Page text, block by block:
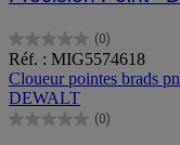
(0)
0.0
sur
5
étoiles.
Réf. : MIG5574618
Cloueur pointes brads
DEWALT
(0)
0.0